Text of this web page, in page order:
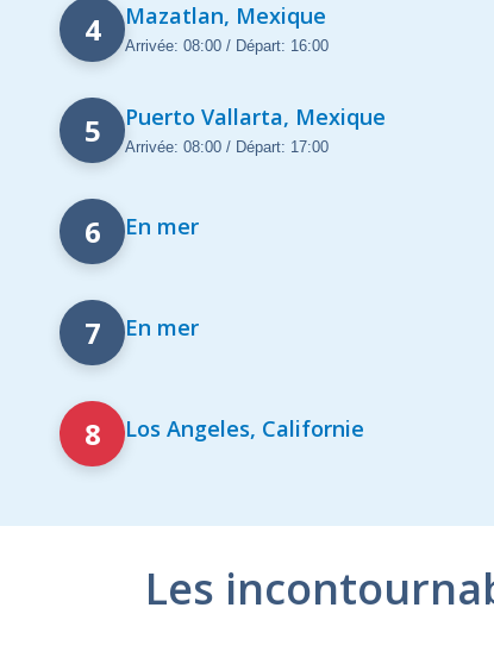
4 Mazatlan, Mexique
Arrivée: 08:00 / Départ: 16:00
5 Puerto Vallarta, Mexique
Arrivée: 08:00 / Départ: 17:00
6 En mer
7 En mer
8 Los Angeles, Californie
Les